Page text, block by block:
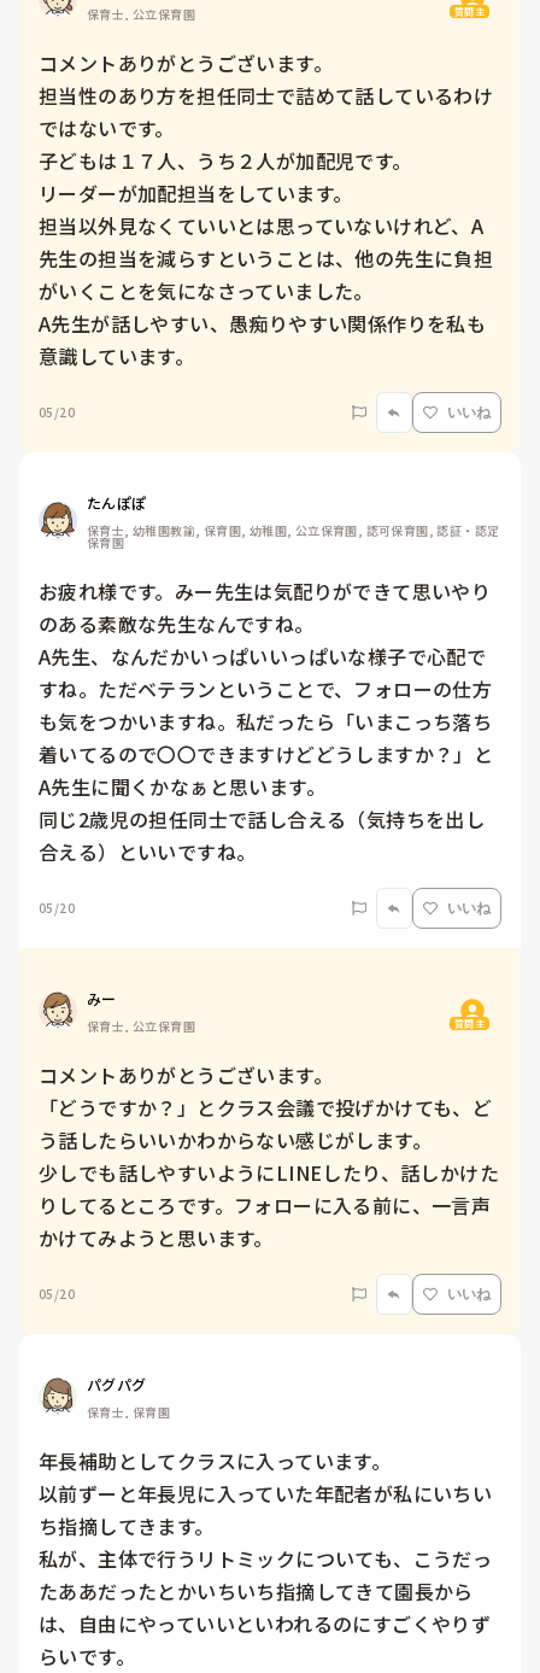
保育士, 公立保育園 質問主
コメントありがとうございます。
担当性のあり方を担任同士で詰めて話しているわけ
ではないです。
子どもは１７人、うち２人が加配児です。
リーダーが加配担当をしています。
担当以外見なくていいとは思っていないけれど、A
先生の担当を減らすということは、他の先生に負担
がいくことを気になさっていました。
A先生が話しやすい、愚痴りやすい関係作りを私も
意識しています。
05/20 いいね
たんぽぽ
保育士, 幼稚園教諭, 保育園, 幼稚園, 公立保育園, 認可保育園, 認証・認定
保育園
お疲れ様です。みー先生は気配りができて思いやり
のある素敵な先生なんですね。
A先生、なんだかいっぱいいっぱいな様子で心配で
すね。ただベテランということで、フォローの仕方
も気をつかいますね。私だったら「いまこっち落ち
着いてるので〇〇できますけどどうしますか？」と
A先生に聞くかなぁと思います。
同じ2歳児の担任同士で話し合える（気持ちを出し
合える）といいですね。
05/20 いいね
みー
保育士, 公立保育園 質問主
コメントありがとうございます。
「どうですか？」とクラス会議で投げかけても、ど
う話したらいいかわからない感じがします。
少しでも話しやすいようにLINEしたり、話しかけた
りしてるところです。フォローに入る前に、一言声
かけてみようと思います。
05/20 いいね
パグパグ
保育士, 保育園
年長補助としてクラスに入っています。
以前ずーと年長児に入っていた年配者が私にいちい
ち指摘してきます。
私が、主体で行うリトミックについても、こうだっ
たああだったとかいちいち指摘してきて園長から
は、自由にやっていいといわれるのにすごくやりず
らいです。